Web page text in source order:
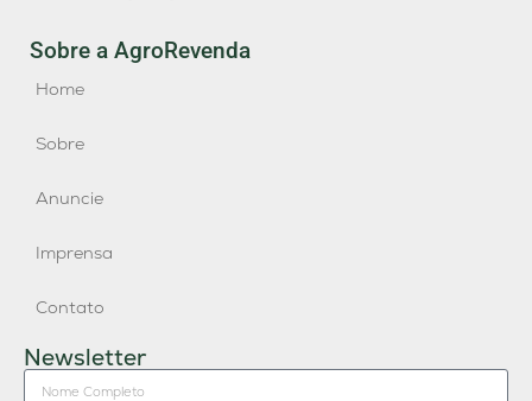
Sobre a AgroRevenda
Home
Sobre
Anuncie
Imprensa
Contato
Newsletter